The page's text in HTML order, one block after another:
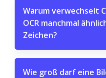
Warum verwechselt
OCR manchmal
Zeichen?
Wie groß darf eine